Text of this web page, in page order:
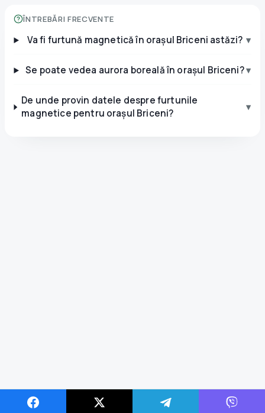
ÎNTREBĂRI FRECVENTE
Va fi furtună magnetică în orașul Briceni astăzi? ▾
Se poate vedea aurora boreală în orașul Briceni?▾
De unde provin datele despre furtunile
magnetice pentru orașul Briceni?
▾